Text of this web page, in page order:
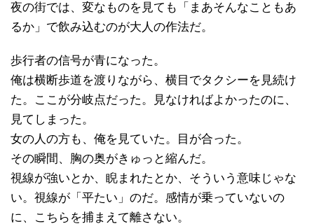
夜の街では、変なものを見ても「まあそんなこともあ
るか」で飲み込むのが大人の作法だ。
歩行者の信号が青になった。
俺は横断歩道を渡りながら、横目でタクシーを見続け
た。ここが分岐点だった。見なければよかったのに、
見てしまった。
女の人の方も、俺を見ていた。目が合った。
その瞬間、胸の奥がきゅっと縮んだ。
視線が強いとか、睨まれたとか、そういう意味じゃな
い。視線が「平たい」のだ。感情が乗っていないの
に、こちらを捕まえて離さない。